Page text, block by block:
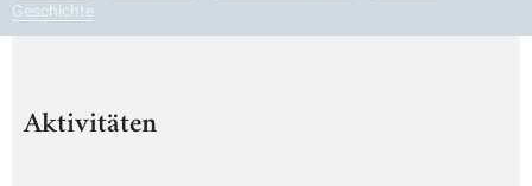
Geschichte
Aktivitäten